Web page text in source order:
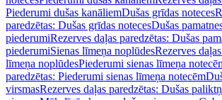
Piederumi dušas kanāliemDušas grīdas noteces
paredzētas: Dušas grīdas notecesDušas
piederumiRezerves daļas paredzētas: Dušas
piederumiSienas līmeņa noplūdesRezerves
līmeņa noplūdesPiederumi sienas līmeņa
paredzētas: Piederumi sienas līmeņa notecēm
virsmasRezerves daļas paredzētas: Dušas